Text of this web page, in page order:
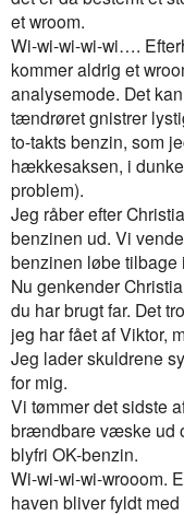
et wroom.
Wi-wi-wi-wi-wi….
kommer aldrig et
analysemode. Det
tændrøret gnistrer
to-takts benzin, som
hækkesaksen, i
problem).
Jeg råber efter
benzinen ud. Vi
benzinen løbe tilbage
Nu genkender
du har brugt far. Det
jeg har fået af Viktor,
Jeg lader skuldrene
for mig.
Vi tømmer det sidste
brændbare væske ud
blyfri OK-benzin.
Wi-wi-wi-wi-wrooom.
haven bliver fyldt